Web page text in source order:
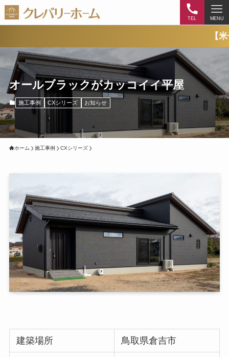
TEL MENU
【米子市西
オールブラックがカッコイイ平屋
施工事例 CXシリーズ お知らせ
ホーム 施工事例 CXシリーズ
建築場所 鳥取県倉吉市